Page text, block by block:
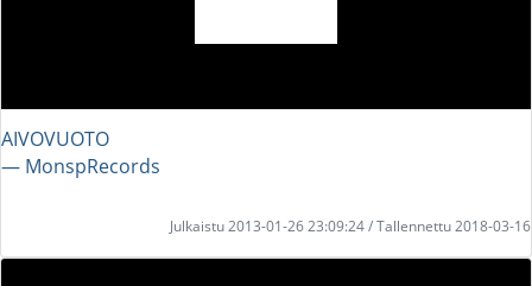
AIVOVUOTO
― MonspRecords
Julkaistu 2013-01-26 23:09:24 / Tallennettu 2018-03-16